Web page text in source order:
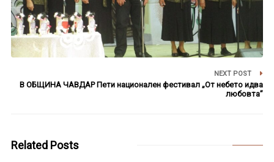
NEXT POST
В ОБЩИНА ЧАВДАР Пети национален фестивал „От небето идва
любовта”
Related Posts